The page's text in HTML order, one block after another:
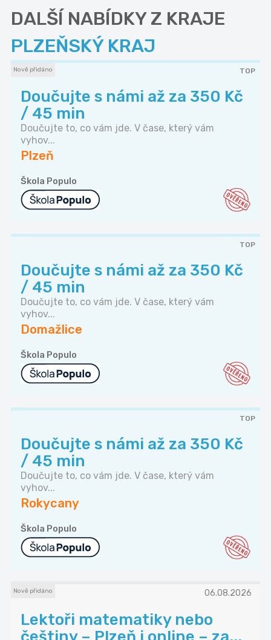
DALŠÍ NABÍDKY Z KRAJE
PLZEŇSKÝ KRAJ
Nově přidáno TOP
Doučujte s námi až za 350 Kč
/ 45 min
Doučujte to, co vám jde. V čase, který vám
vyhov...
Plzeň
Škola Populo
TOP
Doučujte s námi až za 350 Kč
/ 45 min
Doučujte to, co vám jde. V čase, který vám
vyhov...
Domažlice
Škola Populo
TOP
Doučujte s námi až za 350 Kč
/ 45 min
Doučujte to, co vám jde. V čase, který vám
vyhov...
Rokycany
Škola Populo
Nově přidáno 06.08.2026
Lektoři matematiky nebo